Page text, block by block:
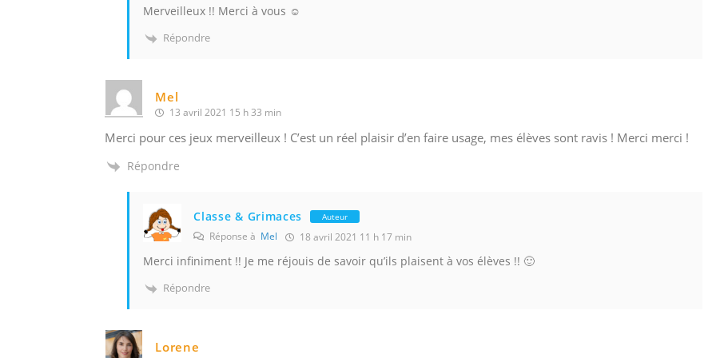
Merveilleux !! Merci à vous ☺️
Répondre
Mel
13 avril 2021 15 h 33 min
Merci pour ces jeux merveilleux ! C’est un réel plaisir d’en faire usage, mes élèves sont ravis ! Merci merci !
Répondre
Classe & Grimaces Auteur
Réponse à Mel 18 avril 2021 11 h 17 min
Merci infiniment !! Je me réjouis de savoir qu’ils plaisent à vos élèves !! 🙂
Répondre
Lorene